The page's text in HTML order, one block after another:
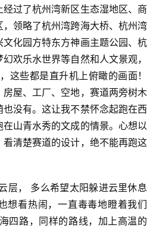
过了杭州湾新区生态湿地区、商
领略了杭州湾跨海大桥、杭州湾
化园方特东方神画主题公园、杭
欢乐水世界等自然和人文景观，
这些都是直升机上俯瞰的画面！
屋、工厂、空地，赛道两旁树木
没有。这让我不禁怀念起跑在西
山青水秀的文成的情景。心想以
清楚赛道的设计，绝不能再跑这
想看热闹，一直毒毒地瞪着我们
四路，同样的路线，加上高温的